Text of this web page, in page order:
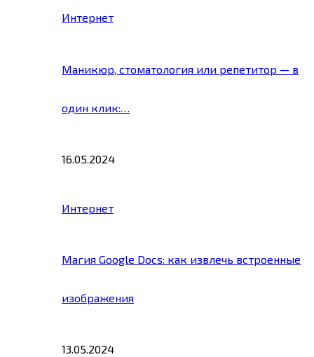
Интернет
Маникюр, стоматология или репетитор — в
один клик:…
16.05.2024
Интернет
Магия Google Docs: как извлечь встроенные
изображения
13.05.2024